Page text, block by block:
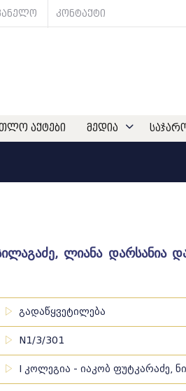
კონტაქტი
აქტები მედია
ლიანა დარსანია
გადაწყვეტილება
N1/3/301
I კოლეგია - იაკობ ფუტკარაძე,